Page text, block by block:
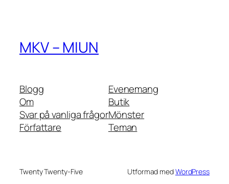
MKV – MIUN
Blogg
Om
Svar på vanliga frågor
Författare
Evenemang
Butik
Mönster
Teman
Twenty Twenty-Five Utformad medWordPress